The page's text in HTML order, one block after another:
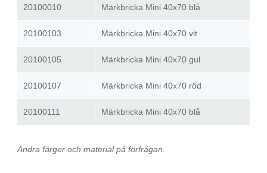
20100010 Märkbricka Mini 40x70 blå
20100103 Märkbricka Mini 40x70 vit
20100105 Märkbricka Mini 40x70 gul
20100107 Märkbricka Mini 40x70 röd
20100111 Märkbricka Mini 40x70 blå
Andra färger och material på förfrågan.